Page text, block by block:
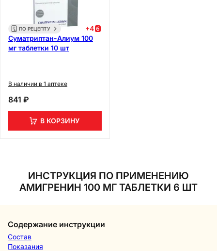
ПО РЕЦЕПТУ +4
Суматриптан-Алиум 100
мг таблетки 10 шт
В наличии в 1 аптеке
841 ₽
В КОРЗИНУ
ИНСТРУКЦИЯ ПО ПРИМЕНЕНИЮ
АМИГРЕНИН 100 МГ ТАБЛЕТКИ 6 ШТ
Содержание инструкции
Состав
Показания